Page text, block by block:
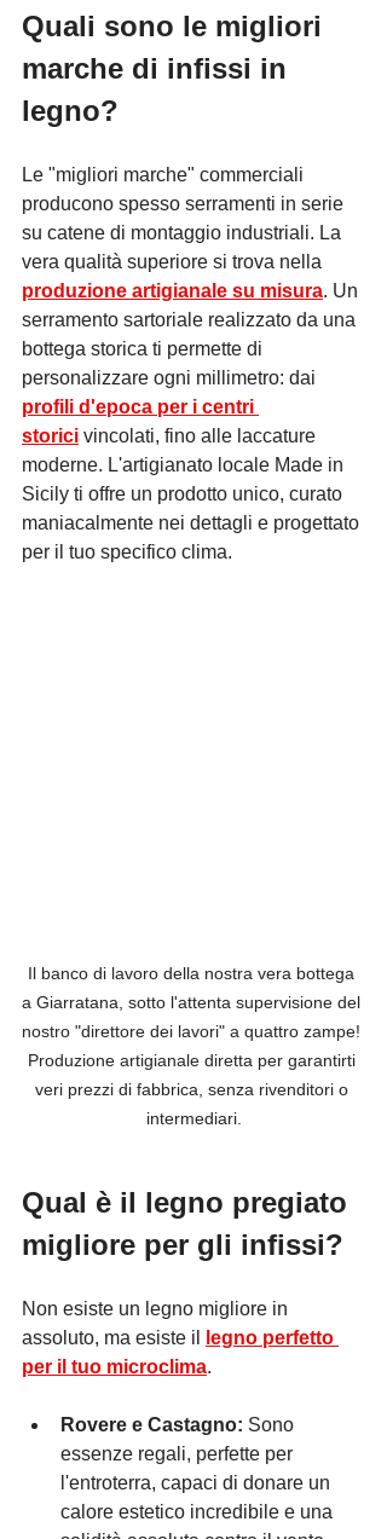
Quali sono le migliori
marche di infissi in
legno?
Le "migliori marche" commerciali
producono spesso serramenti in serie
su catene di montaggio industriali. La
vera qualità superiore si trova nella
produzione artigianale su misura. Un
serramento sartoriale realizzato da una
bottega storica ti permette di
personalizzare ogni millimetro: dai
profili d'epoca per i centri
storici vincolati, fino alle laccature
moderne. L'artigianato locale Made in
Sicily ti offre un prodotto unico, curato
maniacalmente nei dettagli e progettato
per il tuo specifico clima.
Il banco di lavoro della nostra vera bottega
a Giarratana, sotto l'attenta supervisione del
nostro "direttore dei lavori" a quattro zampe!
Produzione artigianale diretta per garantirti
veri prezzi di fabbrica, senza rivenditori o
intermediari.
Qual è il legno pregiato
migliore per gli infissi?
Non esiste un legno migliore in
assoluto, ma esiste il
legno perfetto
per il tuo microclima.
Rovere e Castagno: Sono
essenze regali, perfette per
l'entroterra, capaci di donare un
calore estetico incredibile e una